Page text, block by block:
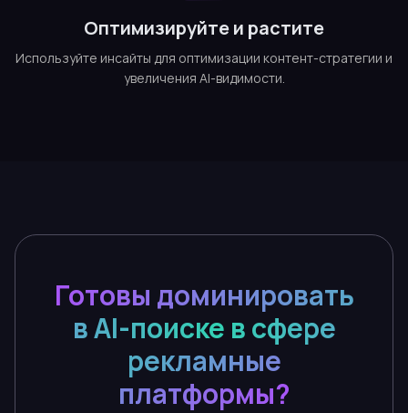
Оптимизируйте и растите
Используйте инсайты для оптимизации контент-стратегии и
увеличения AI-видимости.
Готовы доминировать
в AI-поиске в сфере
рекламные
платформы?